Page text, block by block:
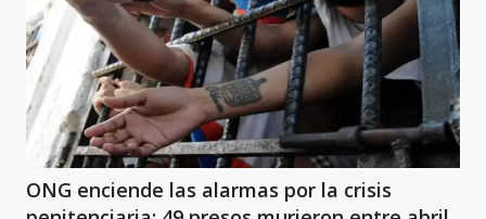
ONG enciende las alarmas por la crisis